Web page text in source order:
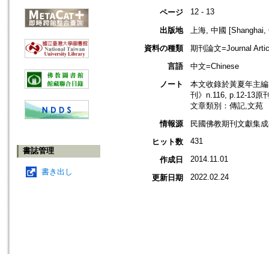
書誌管理
書き出し
ページ 12 - 13
出版地
上海, 中國 [Shanghai,
資料の種類
期刊論文=Journal
言語
中文=Chinese
ノート
本文收錄於黃夏年主
刊》n.116, p.12-13原
文章類別：傳記,文苑
情報源
民國佛教期刊文獻集
ヒット数
431
作成日 2014.11.01
更新日期 2022.02.24